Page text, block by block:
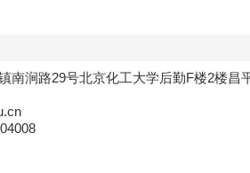
南涧路29号北京化工大学后勤F楼2楼昌